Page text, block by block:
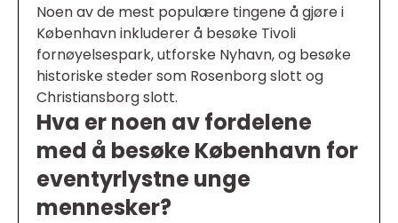
Noen av de mest populære tingene å gjøre i
København inkluderer å besøke Tivoli
fornøyelsespark, utforske Nyhavn, og besøke
historiske steder som Rosenborg slott og
Christiansborg slott.
Hva er noen av fordelene
med å besøke København for
eventyrlystne unge
mennesker?